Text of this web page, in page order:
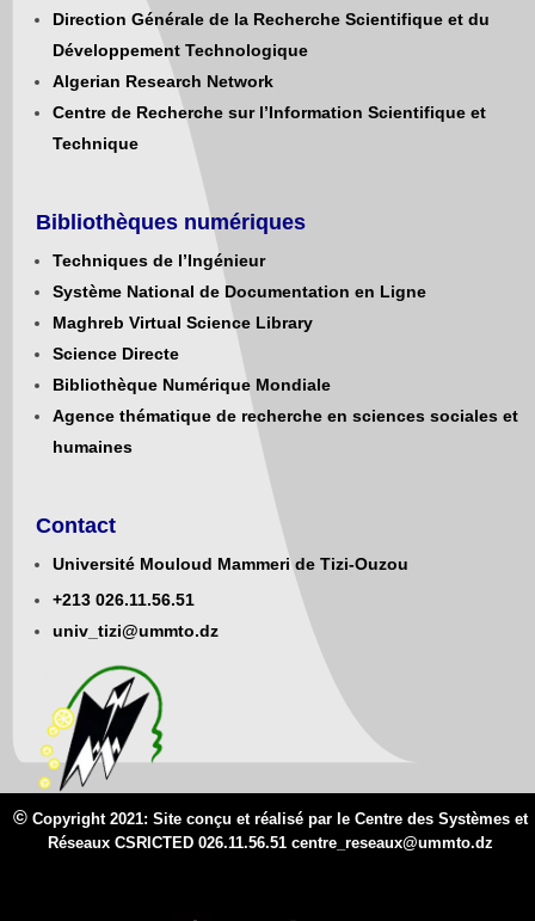
Direction Générale de la Recherche Scientifique et du
Développement Technologique
Algerian Research Network
Centre de Recherche sur l’Information Scientifique et
Technique
Bibliothèques numériques
Techniques de l’Ingénieur
Système National de Documentation en Ligne
Maghreb Virtual Science Library
Science Directe
Bibliothèque Numérique Mondiale
Agence thématique de recherche en sciences sociales et
humaines
Contact
Université Mouloud Mammeri de Tizi-Ouzou
+213 026.11.56.51
univ_tizi@ummto.dz
© Copyright 2021: Site conçu et réalisé par le Centre des Systèmes et
Réseaux CSRICTED 026.11.56.51 centre_reseaux@ummto.dz